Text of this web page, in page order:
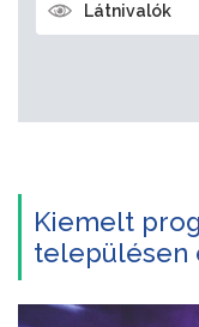
Látnivalók
Kiemelt
településen